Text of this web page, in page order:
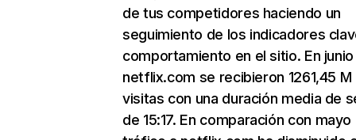
de tus competidores haciendo un
seguimiento de los indicadores
comportamiento en el sitio. En junio
netflix.com se recibieron 1261,45 M
visitas con una duración media de
de 15:17. En comparación con mayo